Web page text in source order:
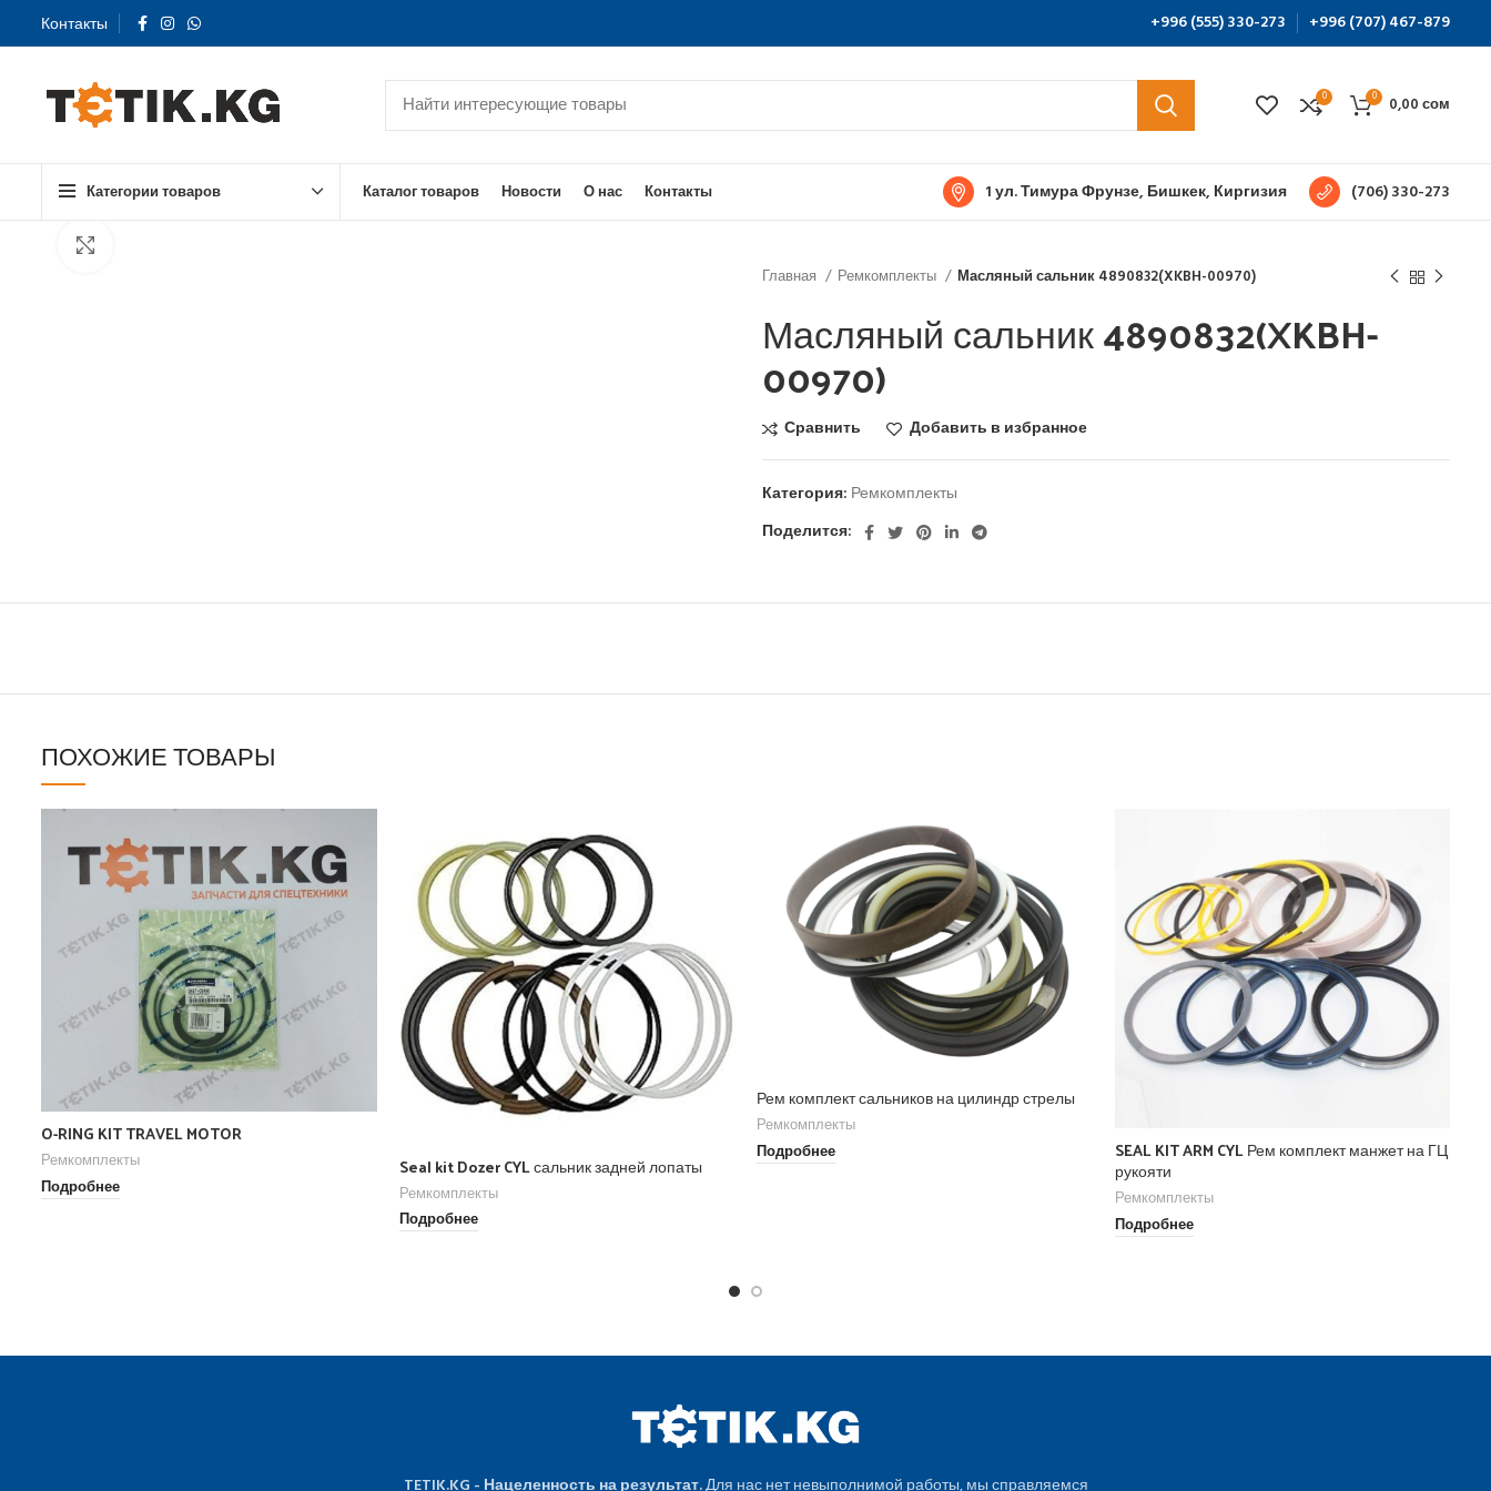
Контакты +996 (555) 330-273 +996 (707) 467-879
0 0 0,00сом
Категории товаров Каталог товаров Новости О нас Контакты 1 ул. Тимура Фрунзе, Бишкек, Киргизия (706) 330-273
Главная
Ремкомплекты Масляный сальник 4890832(XKBH-00970)
Масляный сальник 4890832(XKBH-
00970)
Сравнить Добавить в избранное
Категория: Ремкомплекты
Поделится:
ПОХОЖИЕ ТОВАРЫ
O-RING KIT TRAVEL MOTOR
Ремкомплекты
Подробнее
Seal kit Dozer CYL сальник задней лопаты
Ремкомплекты
Подробнее
Рем комплект сальников на цилиндр стрелы
Ремкомплекты
Подробнее SEAL KIT ARM CYL Рем комплект манжет на ГЦ
рукояти
Ремкомплекты
Подробнее
TETIK.KG - Нацеленность на результат.Для нас нет невыполнимой работы, мы справляемся